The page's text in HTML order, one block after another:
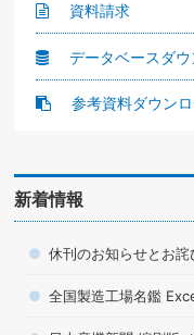
資料請求
データベースダウ
参考資料ダウン
新着情報
休刊のお知らせとお詫
全国製造工場名鑑